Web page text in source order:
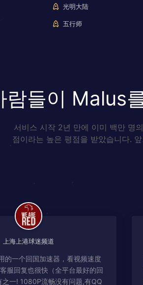
光明大陆
五行师
람들이 Malus
서비스 시작 2년 만에 이미 백만 명
점이라는 높은 평점을 받았습니다.
上海上港球迷频道
的一个回国加速器，看视频速度
服回复也很快（全平台最好的回
之一! 1080P流畅没有问题,有QQ